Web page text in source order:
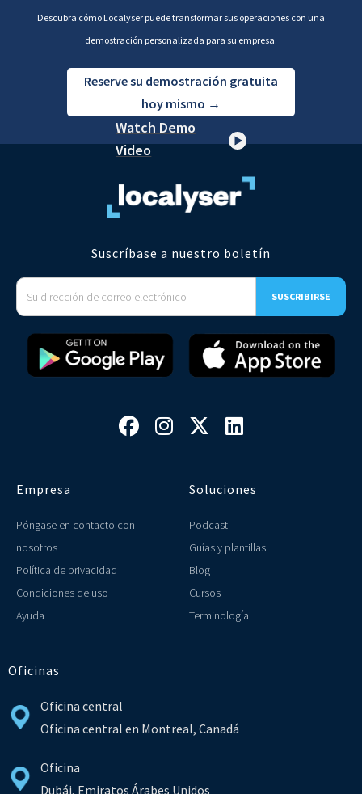
Descubra cómo Localyser puede transformar sus operaciones con una
demostración personalizada para su empresa.
Reserve su demostración gratuita
hoy mismo →
Watch Demo
Video
Suscríbase a nuestro boletín
   
Empresa
Póngase en contacto con
nosotros
Política de privacidad
Condiciones de uso
Ayuda
Soluciones
Podcast
Guías y plantillas
Blog
Cursos
Terminología
Oficinas
Oficina central
Oficina central en Montreal, Canadá
Oficina
Dubái, Emiratos Árabes Unidos